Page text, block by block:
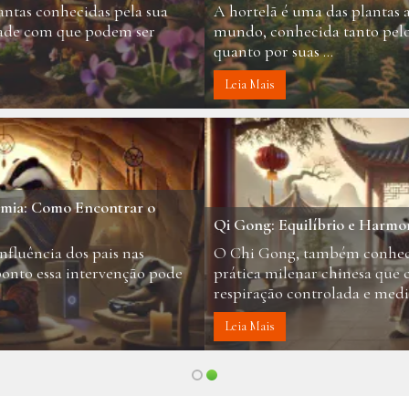
A hortelã é uma das plantas aromáticas mais populares no
mundo, conhecida tanto pelo seu sabor refrescante
quanto por suas ...
Leia Mais
Qi Gong: Equilíbrio e Harmonia para a Vida Moderna
O Chi Gong, também conhecido como Qigong, é uma
prática milenar chinesa que combina movimentos suaves,
respiração controlada e meditação ...
Leia Mais